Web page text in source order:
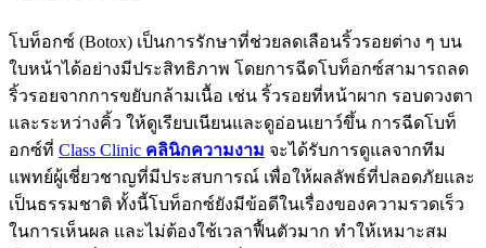
โบท็อกซ์ (Botox) เป็นการรักษาที่ช่วยลดเลือนริ้วรอยต่าง ๆ บน
ใบหน้าได้อย่างมีประสิทธิภาพ โดยการฉีดโบท็อกซ์สามารถลด
ริ้วรอยจากการขยับกล้ามเนื้อ เช่น ริ้วรอยที่หน้าผาก รอบดวงตา
และระหว่างคิ้ว ให้ดูเรียบเนียนและดูอ่อนเยาว์ขึ้น การฉีดโบท็
อกซ์ที่ Class Clinic คลินิกความงาม จะได้รับการดูแลจากทีม
แพทย์ผู้เชี่ยวชาญที่มีประสบการณ์ เพื่อให้ผลลัพธ์ที่ปลอดภัยและ
เป็นธรรมชาติ ทั้งนี้โบท็อกซ์ยังมีข้อดีในเรื่องของความรวดเร็ว
ในการเห็นผล และไม่ต้องใช้เวลาฟื้นตัวมาก ทำให้เหมาะสม